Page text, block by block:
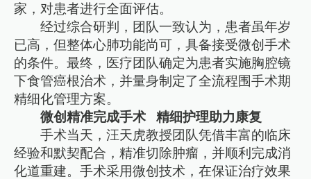
家，对患者进行全面评估。
经过综合研判，团队一致认为，患者虽年岁
已高，但整体心肺功能尚可，具备接受微创手术
的条件。最终，医疗团队确定为患者实施胸腔镜
下食管癌根治术，并量身制定了全流程围手术期
精细化管理方案。
微创精准完成手术 精细护理助力康复
手术当天，汪天虎教授团队凭借丰富的临床
经验和默契配合，精准切除肿瘤，并顺利完成消
化道重建。手术采用微创技术，在保证治疗效果